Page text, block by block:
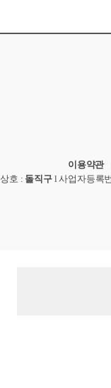
이용약관
상호 : 돌직구 l사업자등록